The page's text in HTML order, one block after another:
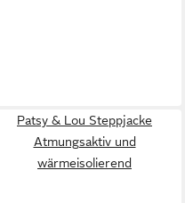
Patsy & Lou Steppjacke
Atmungsaktiv und
wärmeisolierend